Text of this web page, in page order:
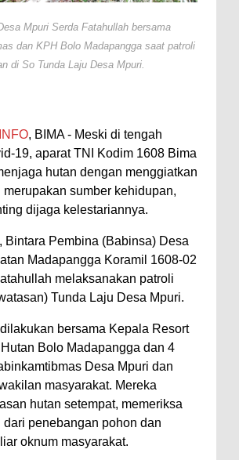
Perairan Sanggar
Perkuat Soliditas-Sinergi,
Kapolres Bima Silaturahmi ke
Inggris, Polres Bima Pererat
Silaturahmi dengan Masyarakat
Antusiasnya Warga dan Polisi
Nobar Bareng Laga Prancis vs
Wali Kota Bima Tinjau Finalisasi
Pembangunan RSUD Kota Bima,
Pastikan Pemindahan Layanan
Berjalan Bertahap
"Polisi Peduli" Satsamapta
Polres Bima Bantu Warga Padolo
Atasi Krisis Air Bersih
Wali Kota Bima Tinjau Rumah
Warga Tidak Layak Huni di
Mpuri Serda Fatahullah bersama
dan KPH Bolo Madapangga saat patroli
di So Tunda Laju Desa Mpuri.
, BIMA - Meski di tengah
19, aparat TNI Kodim 1608 Bima
hutan dengan menggiatkan
merupakan sumber kehidupan,
dijaga kelestariannya.
Bintara Pembina (Babinsa) Desa
Madapangga Koramil 1608-02
melaksanakan patroli
Tunda Laju Desa Mpuri.
bersama Kepala Resort
Bolo Madapangga dan 4
Desa Mpuri dan
masyarakat. Mereka
hutan setempat, memeriksa
dari penebangan pohon dan
oknum masyarakat.